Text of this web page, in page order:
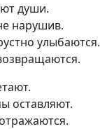
души.
нарушив.
улыбаются.
оставляют.